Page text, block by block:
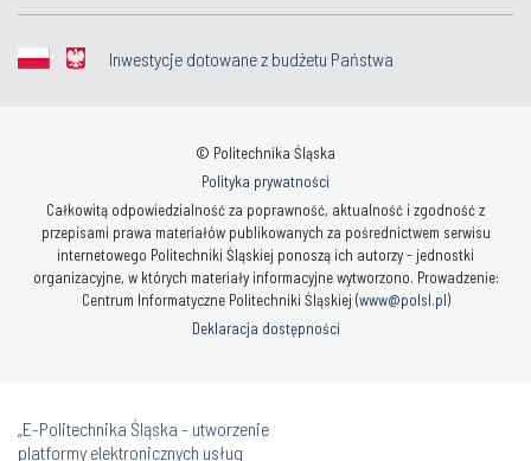
Inwestycje dotowane z budżetu Państwa
© Politechnika Śląska
Polityka prywatności
Całkowitą odpowiedzialność za poprawność, aktualność i zgodność z
przepisami prawa materiałów publikowanych za pośrednictwem serwisu
internetowego Politechniki Śląskiej ponoszą ich autorzy - jednostki
organizacyjne, w których materiały informacyjne wytworzono. Prowadzenie:
Centrum Informatyczne Politechniki Śląskiej (www@polsl.pl)
Deklaracja dostępności
„E-Politechnika Śląska - utworzenie
platformy elektronicznych usług